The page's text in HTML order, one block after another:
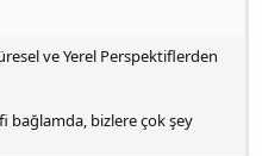
ve Yerel Perspektiflerden
bağlamda, bizlere çok şey